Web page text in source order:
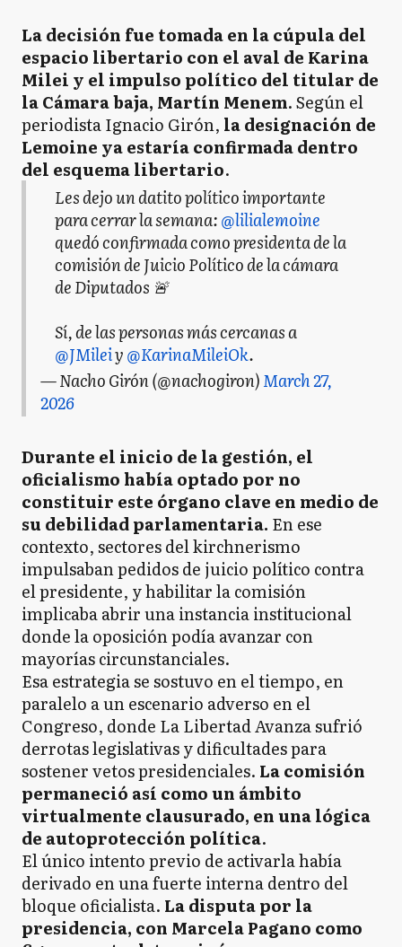
La decisión fue tomada en la cúpula del
espacio libertario con el aval de Karina
Milei y el impulso político del titular de
la Cámara baja, Martín Menem. Según el
periodista Ignacio Girón, la designación de
Lemoine ya estaría confirmada dentro
del esquema libertario.
Les dejo un datito político importante
para cerrar la semana:@lilialemoine
quedó confirmada como presidenta de la
comisión de Juicio Político de la cámara
de Diputados 🚨
Sí, de las personas más cercanas a
@JMileiy@KarinaMileiOk.
— Nacho Girón (@nachogiron)March 27,
2026
Durante el inicio de la gestión, el
oficialismo había optado por no
constituir este órgano clave en medio de
su debilidad parlamentaria. En ese
contexto, sectores del kirchnerismo
impulsaban pedidos de juicio político contra
el presidente, y habilitar la comisión
implicaba abrir una instancia institucional
donde la oposición podía avanzar con
mayorías circunstanciales.
Esa estrategia se sostuvo en el tiempo, en
paralelo a un escenario adverso en el
Congreso, donde La Libertad Avanza sufrió
derrotas legislativas y dificultades para
sostener vetos presidenciales. La comisión
permaneció así como un ámbito
virtualmente clausurado, en una lógica
de autoprotección política.
El único intento previo de activarla había
derivado en una fuerte interna dentro del
bloque oficialista. La disputa por la
presidencia, con Marcela Pagano como